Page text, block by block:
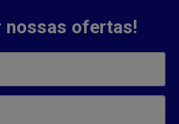
nossas ofertas!